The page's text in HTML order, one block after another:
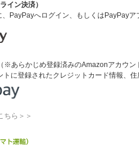
イン決済）
PayPayへログイン、もしくはPayPayア
（※あらかじめ登録済みのAmazonアカウン
に登録されたクレジットカード情報、
ちら＞＞